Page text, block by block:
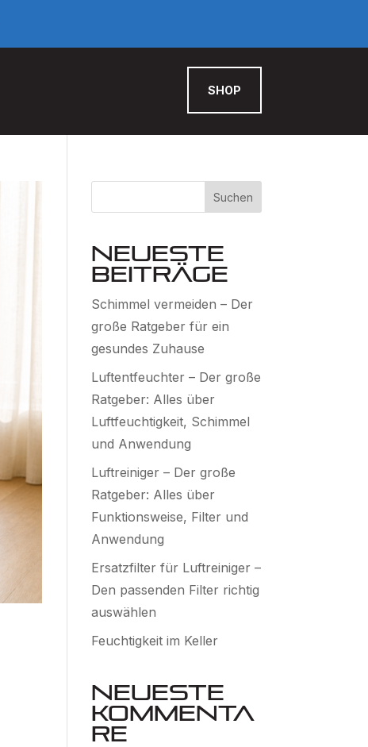
SHOP
Suchen
Neueste
Beiträge
Schimmel vermeiden – Der
große Ratgeber für ein
gesundes Zuhause
Luftentfeuchter – Der große
Ratgeber: Alles über
Luftfeuchtigkeit, Schimmel
und Anwendung
Luftreiniger – Der große
Ratgeber: Alles über
Funktionsweise, Filter und
Anwendung
Ersatzfilter für Luftreiniger –
Den passenden Filter richtig
auswählen
Feuchtigkeit im Keller
Neueste
Kommenta
re